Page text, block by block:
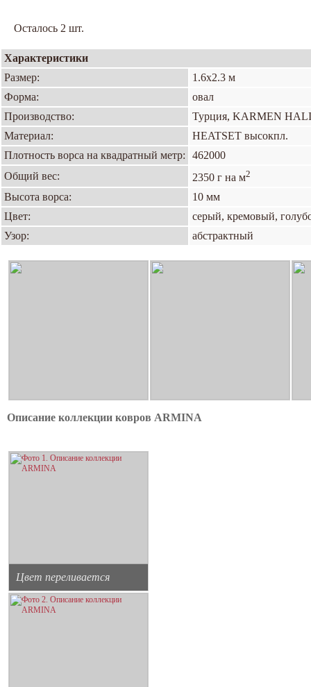
Осталось 2 шт.
Характеристики
Размер:
1.6х2.3 м
Форма:
овал
Производство:
Турция, KARMEN HALI
Материал:
HEATSET высокпл.
Плотность ворса на квадратный метр:
462000
Общий вес:
2350 г на м2
Высота ворса:
10 мм
Цвет:
серый, кремовый,
Узор:
абстрактный
Описание коллекции ковров ARMINA
Цвет переливается